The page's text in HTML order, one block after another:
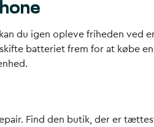
du igen opleve friheden
batteriet frem for at købe
Find den butik, der er